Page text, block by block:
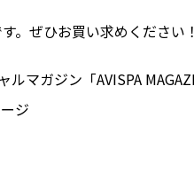
。ぜひお買い求めください
マガジン「AVISPA
ジ